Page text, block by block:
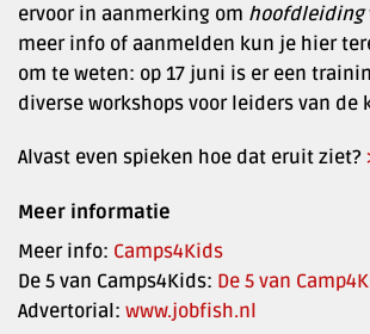
ervoor in aanmerking om hoofdleiding
meer info of aanmelden kun je hier
om te weten: op 17 juni is er een
diverse workshops voor leiders van de
Alvast even spieken hoe dat eruit ziet?
Meer informatie
Meer info: Camps4Kids
De 5 van Camps4Kids: De 5 van
Advertorial: www.jobfish.nl